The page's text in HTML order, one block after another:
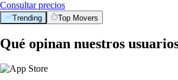
Consultar precios
Trending Top Movers
Qué opinan nuestros